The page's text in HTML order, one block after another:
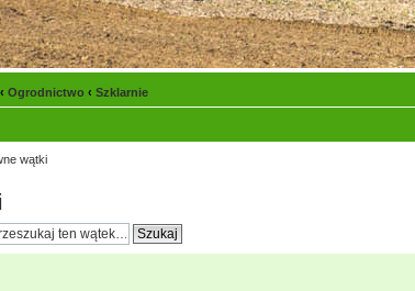
‹ Ogrodnictwo ‹ Szklarnie
wątki